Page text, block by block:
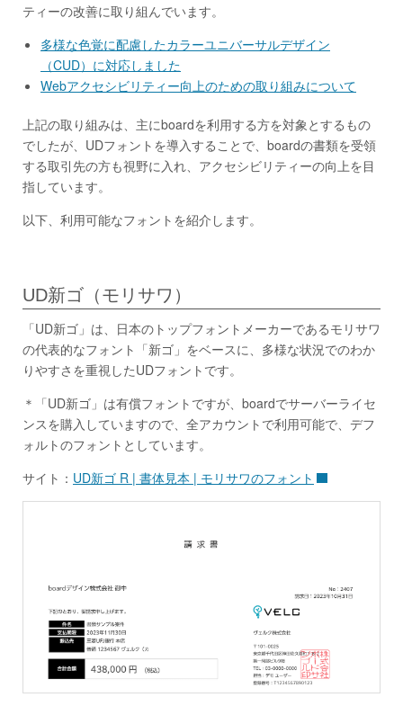
ティーの改善に取り組んでいます。
多様な色覚に配慮したカラーユニバーサルデザイン
（CUD）に対応しました
Webアクセシビリティー向上のための取り組みについて
上記の取り組みは、主にboardを利用する方を対象とするもの
でしたが、UDフォントを導入することで、boardの書類を受領
する取引先の⽅も視野に入れ、アクセシビリティーの向上を目
指しています。
以下、利用可能なフォントを紹介します。
UD新ゴ（モリサワ）
「UD新ゴ」は、日本のトップフォントメーカーであるモリサワ
の代表的なフォント「新ゴ」をベースに、多様な状況でのわか
りやすさを重視したUDフォントです。
＊「UD新ゴ」は有償フォントですが、boardでサーバーライセ
ンスを購入していますので、全アカウントで利用可能で、デフ
ォルトのフォントとしています。
サイト： UD新ゴ R | 書体見本 | モリサワのフォント